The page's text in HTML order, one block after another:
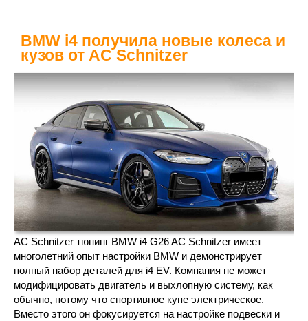
BMW i4 получила новые колеса и
кузов от AC Schnitzer
AC Schnitzer тюнинг BMW i4 G26 AC Schnitzer имеет
многолетний опыт настройки BMW и демонстрирует
полный набор деталей для i4 EV. Компания не может
модифицировать двигатель и выхлопную систему, как
обычно, потому что спортивное купе электрическое.
Вместо этого он фокусируется на настройке подвески и